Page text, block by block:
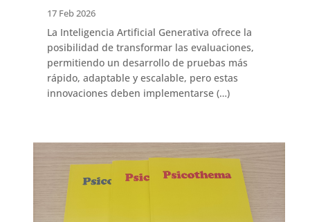
17 Feb 2026
La Inteligencia Artificial Generativa ofrece la
posibilidad de transformar las evaluaciones,
permitiendo un desarrollo de pruebas más
rápido, adaptable y escalable, pero estas
innovaciones deben implementarse (…)